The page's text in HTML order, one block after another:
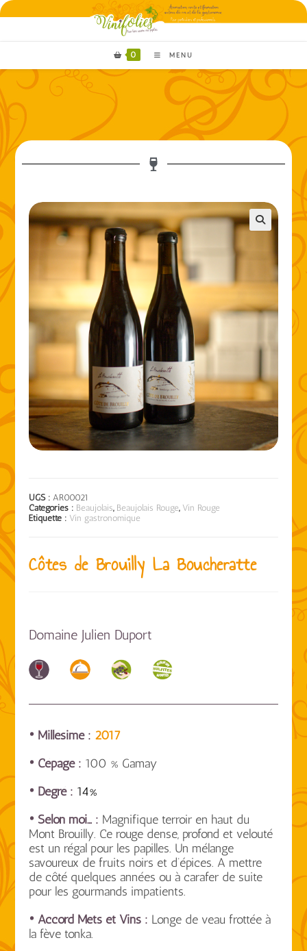
0 MENU
UGS : AR00021
Catégories : Beaujolais, Beaujolais Rouge, Vin Rouge
Étiquette : Vin gastronomique
Côtes de Brouilly La Boucheratte
Domaine Julien Duport
• Millésime : 2017
• Cépage : 100 % Gamay
• Degré : 14%
• Selon moi… : Magnifique terroir en haut du
Mont Brouilly. Ce rouge dense, profond et velouté
est un régal pour les papilles. Un mélange
savoureux de fruits noirs et d’épices. A mettre
de côté quelques années ou à carafer de suite
pour les gourmands impatients.
• Accord Mets et Vins : Longe de veau frottée à
la fève tonka.